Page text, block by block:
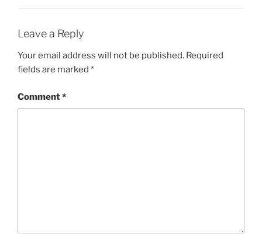
Leave a Reply
Your email address will not be published. Required
fields are marked *
Comment*